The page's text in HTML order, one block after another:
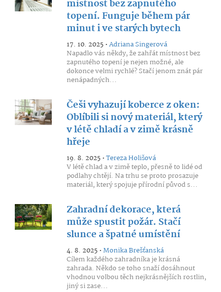
místnost bez zapnutého
topení. Funguje během pár
minut i ve starých bytech
17. 10. 2025 •Adriana Singerová
Napadlo vás někdy, že zahřát místnost bez
zapnutého topení je nejen možné, ale
dokonce velmi rychlé? Stačí jenom znát pár
nenápadných...
Češi vyhazují koberce z oken:
Oblíbili si nový materiál, který
v létě chladí a v zimě krásně
hřeje
19. 8. 2025 •Tereza Holišová
V létě chlad a v zimě teplo, přesně to lidé od
podlahy chtějí. Na trhu se proto prosazuje
materiál, který spojuje přírodní původ s...
Zahradní dekorace, která
může spustit požár. Stačí
slunce a špatné umístění
4. 8. 2025 •Monika Brešťanská
Cílem každého zahradníka je krásná
zahrada. Někdo se toho snaží dosáhnout
vhodnou volbou těch nejkrásnějších rostlin,
jiný si zase...